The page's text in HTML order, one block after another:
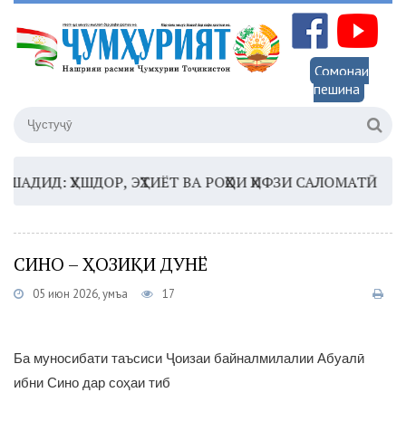
Сомонаи
пешина
ҲУШДОР, ЭҲТИЁТ ВА РОҲҲОИ ҲИФЗИ САЛОМАТӢ
СИНО – ҲОЗИҚИ ДУНЁ
05 июн 2026, Ҷумъа 17
Ба муносибати таъсиси Ҷоизаи байналмилалии Абуалӣ
ибни Сино дар соҳаи тиб